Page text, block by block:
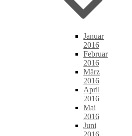
Januar
2016
Februar
2016
März
2016
April
2016
Mai
2016
Juni
2016